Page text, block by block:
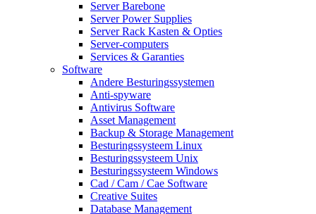
Server Barebone
Server Power Supplies
Server Rack Kasten & Opties
Server-computers
Services & Garanties
Software
Andere Besturingssystemen
Anti-spyware
Antivirus Software
Asset Management
Backup & Storage Management
Besturingssysteem Linux
Besturingssysteem Unix
Besturingssysteem Windows
Cad / Cam / Cae Software
Creative Suites
Database Management